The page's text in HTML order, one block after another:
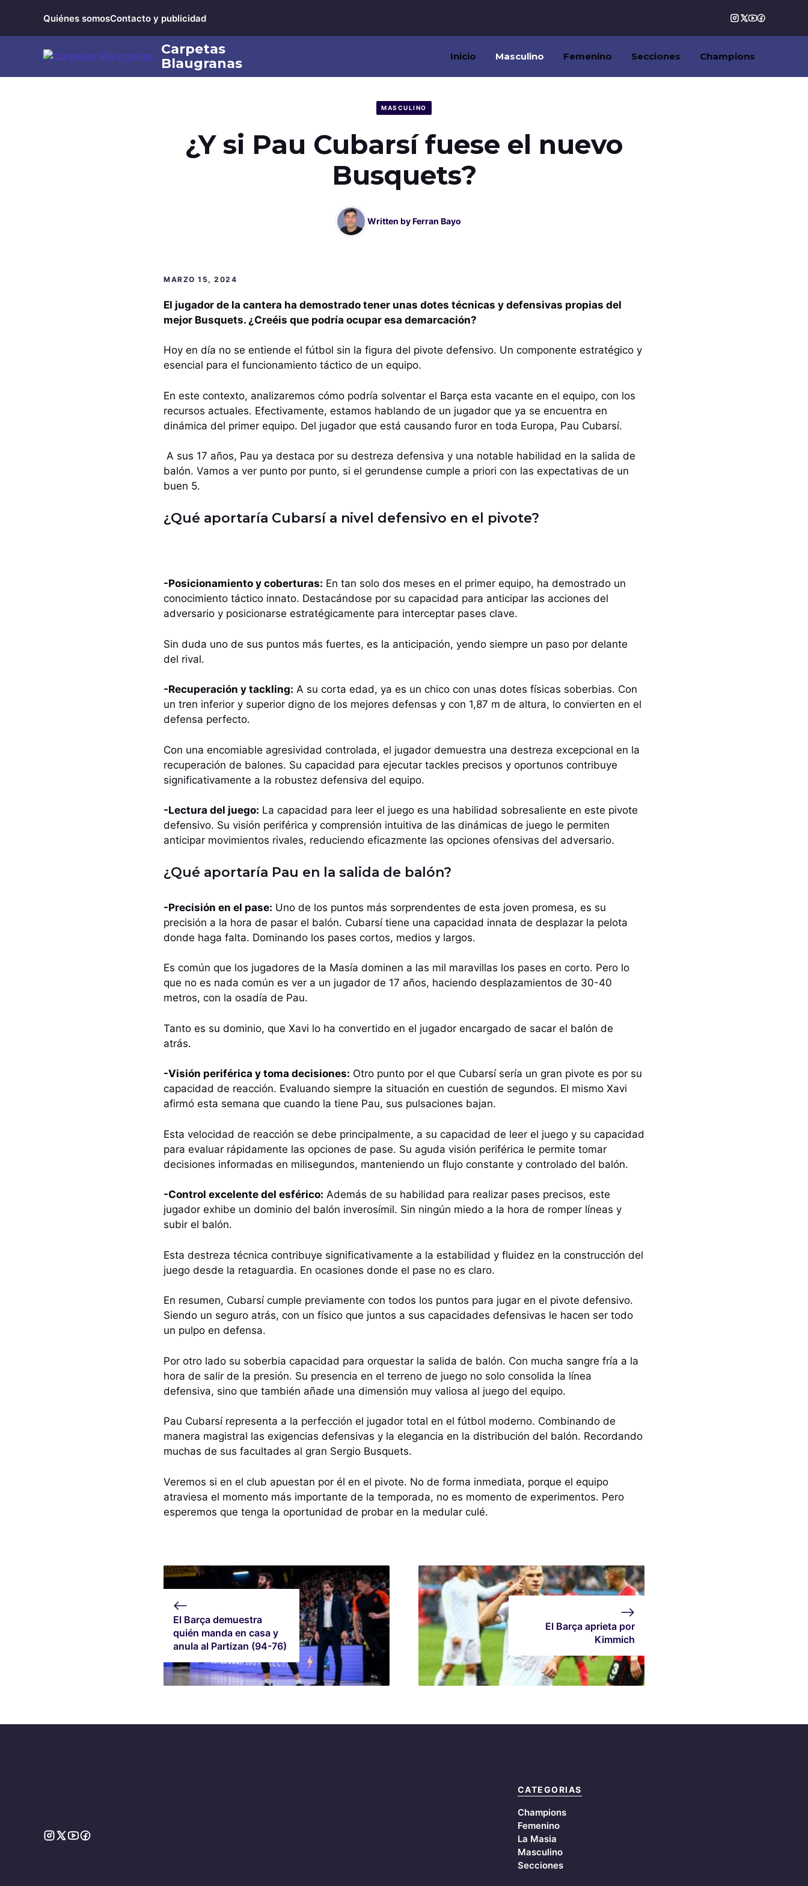
contenido
Quiénes somosContacto y publicidad
Inicio Masculino Femenino Secciones Champions
MASCULINO
¿Y si Pau Cubarsí fuese el nuevo
Busquets?
Written byFerran Bayo
MARZO 15, 2024
El jugador de la cantera ha demostrado tener unas dotes técnicas y defensivas propias del
mejor Busquets. ¿Creéis que podría ocupar esa demarcación?
Hoy en día no se entiende el fútbol sin la figura del pivote defensivo. Un componente estratégico y
esencial para el funcionamiento táctico de un equipo.
En este contexto, analizaremos cómo podría solventar el Barça esta vacante en el equipo, con los
recursos actuales. Efectivamente, estamos hablando de un jugador que ya se encuentra en
dinámica del primer equipo. Del jugador que está causando furor en toda Europa, Pau Cubarsí.
A sus 17 años, Pau ya destaca por su destreza defensiva y una notable habilidad en la salida de
balón. Vamos a ver punto por punto, si el gerundense cumple a priori con las expectativas de un
buen 5.
¿Qué aportaría Cubarsí a nivel defensivo en el pivote?
-Posicionamiento y coberturas: En tan solo dos meses en el primer equipo, ha demostrado un
conocimiento táctico innato. Destacándose por su capacidad para anticipar las acciones del
adversario y posicionarse estratégicamente para interceptar pases clave.
Sin duda uno de sus puntos más fuertes, es la anticipación, yendo siempre un paso por delante
del rival.
-Recuperación y tackling: A su corta edad, ya es un chico con unas dotes físicas soberbias. Con
un tren inferior y superior digno de los mejores defensas y con 1,87 m de altura, lo convierten en el
defensa perfecto.
Con una encomiable agresividad controlada, el jugador demuestra una destreza excepcional en la
recuperación de balones. Su capacidad para ejecutar tackles precisos y oportunos contribuye
significativamente a la robustez defensiva del equipo.
-Lectura del juego: La capacidad para leer el juego es una habilidad sobresaliente en este pivote
defensivo. Su visión periférica y comprensión intuitiva de las dinámicas de juego le permiten
anticipar movimientos rivales, reduciendo eficazmente las opciones ofensivas del adversario.
¿Qué aportaría Pau en la salida de balón?
-Precisión en el pase: Uno de los puntos más sorprendentes de esta joven promesa, es su
precisión a la hora de pasar el balón. Cubarsí tiene una capacidad innata de desplazar la pelota
donde haga falta. Dominando los pases cortos, medios y largos.
Es común que los jugadores de la Masía dominen a las mil maravillas los pases en corto. Pero lo
que no es nada común es ver a un jugador de 17 años, haciendo desplazamientos de 30-40
metros, con la osadía de Pau.
Tanto es su dominio, que Xavi lo ha convertido en el jugador encargado de sacar el balón de
atrás.
-Visión periférica y toma decisiones: Otro punto por el que Cubarsí sería un gran pivote es por su
capacidad de reacción. Evaluando siempre la situación en cuestión de segundos. El mismo Xavi
afirmó esta semana que cuando la tiene Pau, sus pulsaciones bajan.
Esta velocidad de reacción se debe principalmente, a su capacidad de leer el juego y su capacidad
para evaluar rápidamente las opciones de pase. Su aguda visión periférica le permite tomar
decisiones informadas en milisegundos, manteniendo un flujo constante y controlado del balón.
-Control excelente del esférico: Además de su habilidad para realizar pases precisos, este
jugador exhibe un dominio del balón inverosímil. Sin ningún miedo a la hora de romper líneas y
subir el balón.
Esta destreza técnica contribuye significativamente a la estabilidad y fluidez en la construcción del
juego desde la retaguardia. En ocasiones donde el pase no es claro.
En resumen, Cubarsí cumple previamente con todos los puntos para jugar en el pivote defensivo.
Siendo un seguro atrás, con un físico que juntos a sus capacidades defensivas le hacen ser todo
un pulpo en defensa.
Por otro lado su soberbia capacidad para orquestar la salida de balón. Con mucha sangre fría a la
hora de salir de la presión. Su presencia en el terreno de juego no solo consolida la línea
defensiva, sino que también añade una dimensión muy valiosa al juego del equipo.
Pau Cubarsí representa a la perfección el jugador total en el fútbol moderno. Combinando de
manera magistral las exigencias defensivas y la elegancia en la distribución del balón. Recordando
muchas de sus facultades al gran Sergio Busquets.
Veremos si en el club apuestan por él en el pivote. No de forma inmediata, porque el equipo
atraviesa el momento más importante de la temporada, no es momento de experimentos. Pero
esperemos que tenga la oportunidad de probar en la medular culé.
El Barça demuestra
quién manda en casa y
anula al Partizan (94-76)
El Barça aprieta por
Kimmich
CATEGORIAS
Champions
Femenino
La Masia
Masculino
Secciones